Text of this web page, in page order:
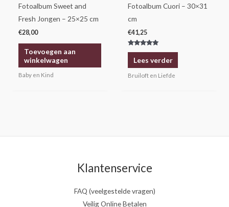
Fotoalbum Sweet and
Fresh Jongen – 25×25 cm
€28,00
Toevoegen aan
winkelwagen
Baby en Kind
Fotoalbum Cuori – 30×31
cm
€41,25
Gewaardeerd
5.00
uit 5Lees verder
Bruiloft en Liefde
Klantenservice
FAQ (veelgestelde vragen)
Veilig Online Betalen